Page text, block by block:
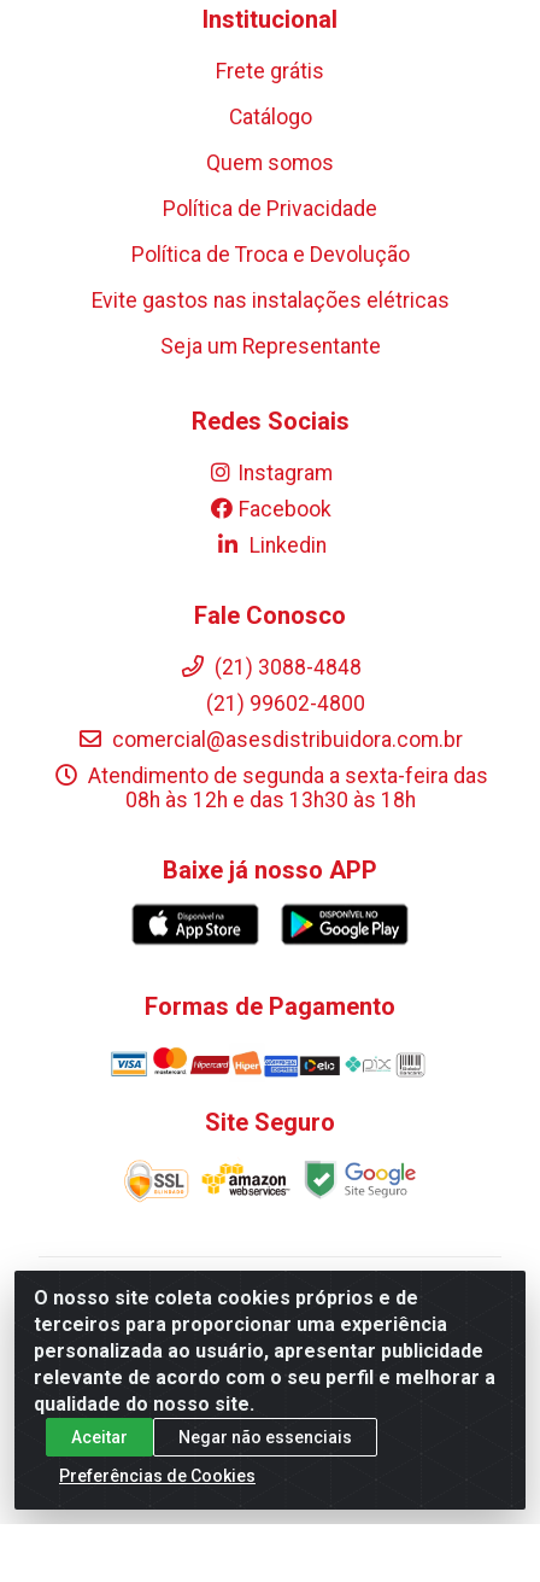
O nosso site coleta cookies próprios e de
terceiros para proporcionar uma experiência
personalizada ao usuário, apresentar publicidade
relevante de acordo com o seu perfil e melhorar a
qualidade do nosso site.
Aceitar
Negar não essenciais
Preferências de Cookies
Institucional
Frete grátis
Catálogo
Quem somos
Política de Privacidade
Política de Troca e Devolução
Evite gastos nas instalações elétricas
Seja um Representante
Redes Sociais
Instagram
Facebook
Linkedin
Fale Conosco
(21) 3088-4848
(21) 99602-4800
comercial@asesdistribuidora.com.br
Atendimento de segunda a sexta-feira das
08h às 12h e das 13h30 às 18h
Baixe já nosso APP
Formas de Pagamento
Site Seguro
V. C. Ferragens LTDA - Rua do Matoso, 132 - Praça da
Bandeira, Rio de Janeiro/ RJ - CEP 20.270-135 - CNPJ
12.324.723/0001-25
Todas as regras de promoções, descontos, preços e
prazos de pagamento e entrega expostos aqui são
válidos apenas para compras via internet. Preços e
estoque sujeito a alterações sem aviso prévio.